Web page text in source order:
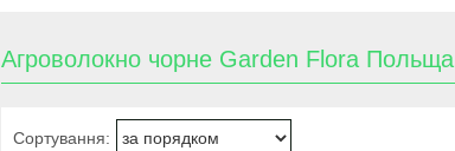
Агроволокно чорне Garden Flora Польща